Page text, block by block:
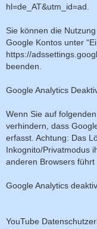
hl=de_AT&utm_id=ad.
Sie können die
Google Kontos unter
https://
beenden.
Google Analytics
Wenn Sie auf
verhindern, dass
erfasst. Achtung: Das
Inkognito/Privatmodus
anderen Browsers führt
Google Analytics
YouTube